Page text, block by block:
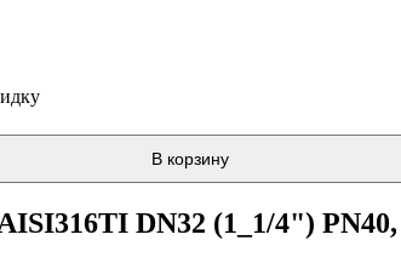
В корзину
DN32 (1_1/4") PN40,